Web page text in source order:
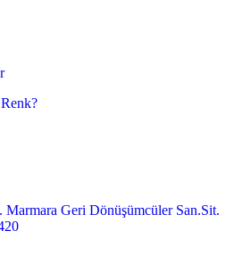
Marmara Geri Dönüşümcüler San.Sit.